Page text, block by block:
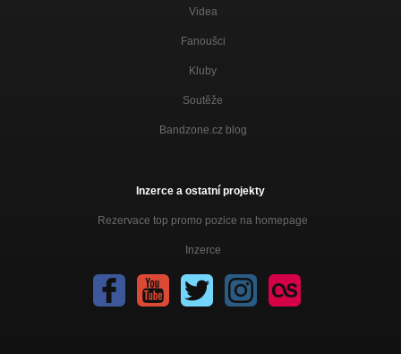
Videa
Fanoušci
Kluby
Soutěže
Bandzone.cz blog
Inzerce a ostatní projekty
Rezervace top promo pozice na homepage
Inzerce